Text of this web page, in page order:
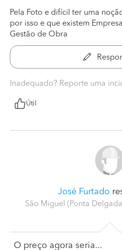
Pela Foto e difícil ter uma
por isso e que existem
Gestão de Obra
Inadequado? Reporte uma
Útil
José Furtado
São Miguel (Ponta
O preço agora seria...